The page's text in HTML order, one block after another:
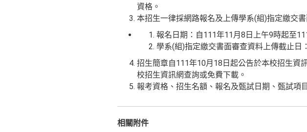
資格。
本招生一律採網路報名及上傳學系(組)指定繳交
報名日期：自111年11月8日上午9時起至
學系(組)指定繳交書面審查資料上傳截止日
招生簡章自111年10月18日起公告於本校招生
校招生資訊網查詢或免費下載。
報考資格、招生名額、報名及甄試日期、甄試項
相關附件